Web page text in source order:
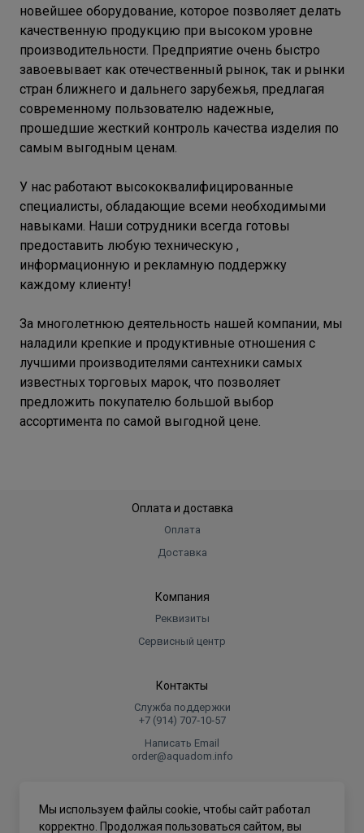
новейшее оборудование, которое позволяет делать
качественную продукцию при высоком уровне
производительности. Предприятие очень быстро
завоевывает как отечественный рынок, так и рынки
стран ближнего и дальнего зарубежья, предлагая
современному пользователю надежные,
прошедшие жесткий контроль качества изделия по
самым выгодным ценам.
У нас работают высококвалифицированные
специалисты, обладающие всеми необходимыми
навыками. Наши сотрудники всегда готовы
предоставить любую техническую ,
информационную и рекламную поддержку
каждому клиенту!
За многолетнюю деятельность нашей компании, мы
наладили крепкие и продуктивные отношения с
лучшими производителями сантехники самых
известных торговых марок, что позволяет
предложить покупателю большой выбор
ассортимента по самой выгодной цене.
Оплата и доставка
Оплата
Доставка
Компания
Реквизиты
Сервисный центр
Контакты
Служба поддержки
+7 (914) 707‑10‑57
Написать Email
order@aquadom.info
.
Мы используем файлы cookie, чтобы сайт работал
корректно. Продолжая пользоваться сайтом, вы